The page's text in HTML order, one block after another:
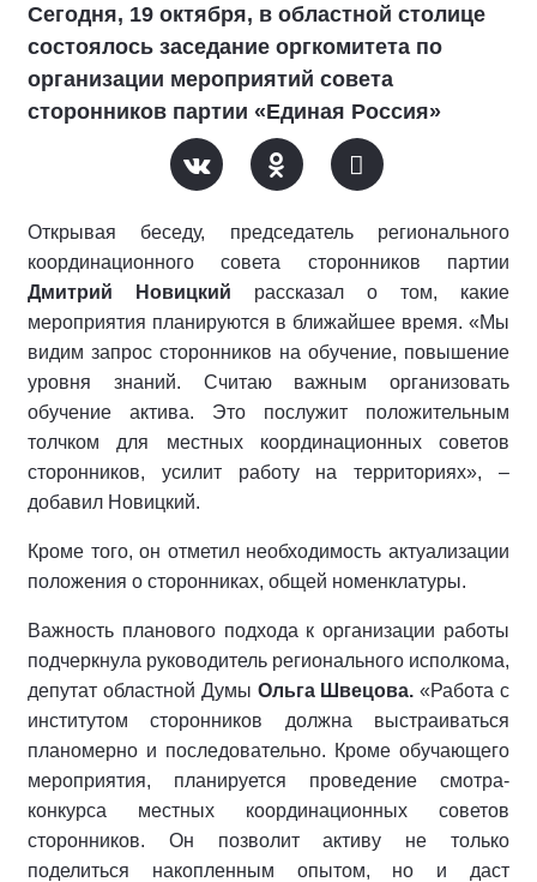
Сегодня, 19 октября, в областной столице
состоялось заседание оргкомитета по
организации мероприятий совета
сторонников партии «Единая Россия»
Открывая беседу, председатель регионального
координационного совета сторонников партии
Дмитрий Новицкий рассказал о том, какие
мероприятия планируются в ближайшее время. «Мы
видим запрос сторонников на обучение, повышение
уровня знаний. Считаю важным организовать
обучение актива. Это послужит положительным
толчком для местных координационных советов
сторонников, усилит работу на территориях», –
добавил Новицкий.
Кроме того, он отметил необходимость актуализации
положения о сторонниках, общей номенклатуры.
Важность планового подхода к организации работы
подчеркнула руководитель регионального исполкома,
депутат областной Думы Ольга Швецова. «Работа с
институтом сторонников должна выстраиваться
планомерно и последовательно. Кроме обучающего
мероприятия, планируется проведение смотра-
конкурса местных координационных советов
сторонников. Он позволит активу не только
поделиться накопленным опытом, но и даст